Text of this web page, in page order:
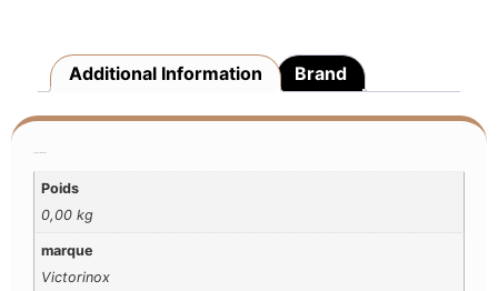
Additional Information Brand
Poids
0,00 kg
marque
Victorinox